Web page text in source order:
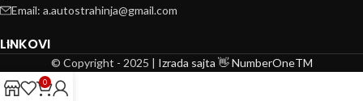
Email: a.autostrahinja@gmail.com
LINKOVI
© Copyright - 2025 | Izrada sajta 👋 NumberOneTM
0